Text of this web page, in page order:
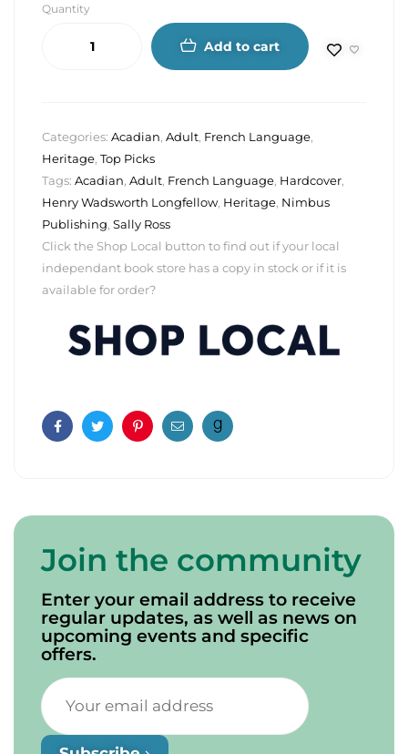
Quantity
Add to cart
Categories: Acadian, Adult, French Language,
Heritage, Top Picks
Tags: Acadian, Adult, French Language, Hardcover,
Henry Wadsworth Longfellow, Heritage, Nimbus
Publishing, Sally Ross
Click the Shop Local button to find out if your local
independant book store has a copy in stock or if it is
available for order?
FacebookTwitterPinterestEmail
Join the community
Enter your email address to receive
regular updates, as well as news on
upcoming events and specific
offers.